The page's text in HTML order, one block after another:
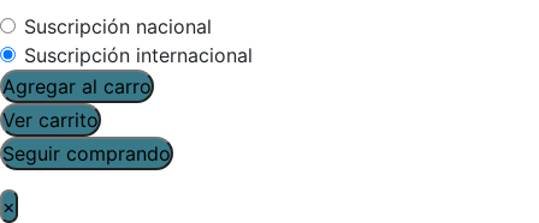
Suscripción nacional
Suscripción internacional
Agregar al carro
Ver carrito
Seguir comprando
×